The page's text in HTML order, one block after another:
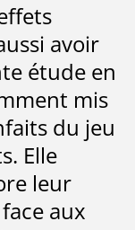
avoir
étude en
mis
du jeu
Elle
leur
aux